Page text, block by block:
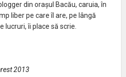
din orașul Bacău, caruia, în
liber pe care îl are, pe lângă
lucruri, îi place să scrie.
2013